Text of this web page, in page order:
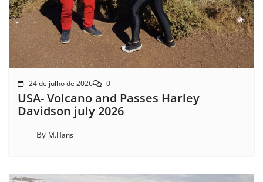
24 de julho de 2026 0
USA- Volcano and Passes Harley
Davidson july 2026
By M.Hans